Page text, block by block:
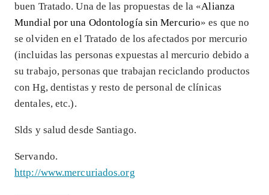
buen Tratado. Una de las propuestas de la «Alianza
Mundial por una Odontología sin Mercurio» es que no
se olviden en el Tratado de los afectados por mercurio
(incluidas las personas expuestas al mercurio debido a
su trabajo, personas que trabajan reciclando productos
con Hg, dentistas y resto de personal de clínicas
dentales, etc.).
Slds y salud desde Santiago.
Servando.
http://www.mercuriados.org